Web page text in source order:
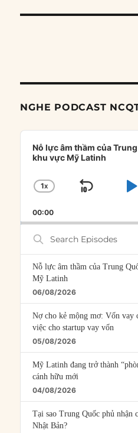
NGHE PODCAST
Audio
Player
Nỗ lực âm thầm của
khu vực Mỹ Latinh
CHANGE
RATE
1X
SKIP
00:00
Search
Episodes
Nỗ lực âm thầm của Trung
Mỹ Latinh
06/08/2026
Nợ cho kẻ mộng mơ: Vốn vay
việc cho startup vay vốn
05/08/2026
Mỹ Latinh đang trở thành
cánh hữu mới
04/08/2026
Tại sao Trung Quốc phủ nhận
Nhật Bản?